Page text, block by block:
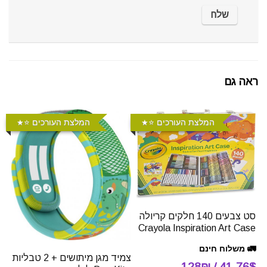
ראה גם
המלצת העורכים ⭐️
סט צבעים 140 חלקים קריולה
Crayola Inspiration Art Case
🚛 משלוח חינם
המלצת העורכים ⭐️
צמיד מגן מיתושים + 2 טבליות